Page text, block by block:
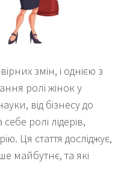
змін, і однією з
ролі жінок у
від бізнесу до
ролі лідерів,
Ця стаття досліджує,
майбутнє, та які